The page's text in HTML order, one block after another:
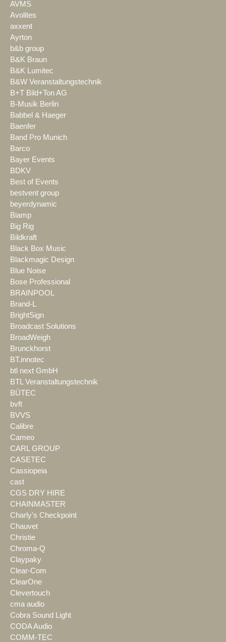
AVMS
Avolites
axxent
Ayrton
b&b group
B&K Braun
B&K Lumitec
B&W Veranstaltungstechnik
B+T Bild+Ton AG
B-Musik Berlin
Babbel & Haeger
Baenfer
Band Pro Munich
Barco
Bayer Events
BDKV
Best of Events
bestvent group
beyerdynamic
Biamp
Big Rig
Bildkraft
Black Box Music
Blackmagic Design
Blue Noise
Bose Professional
BRAINPOOL
Brand-L
BrightSign
Broadcast Solutions
BroadWeigh
Brunckhorst
BT.innotec
btl next GmbH
BTL Veranstaltungstechnik
BÜTEC
bvft
BVVS
Calibre
Cameo
CARL GROUP
CASETEC
Cassiopeia
cast
CGS DRY HIRE
CHAINMASTER
Charly's Checkpoint
Chauvet
Christie
Chroma-Q
Claypaky
Clear-Com
ClearOne
Clevertouch
cma audio
Cobra Sound Light
CODA Audio
COMM-TEC